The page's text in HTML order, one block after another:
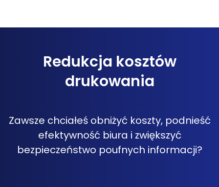
Redukcja kosztów
drukowania
Zawsze chciałeś obniżyć koszty, podnieść
efektywność biura i zwiększyć
bezpieczeństwo poufnych informacji?